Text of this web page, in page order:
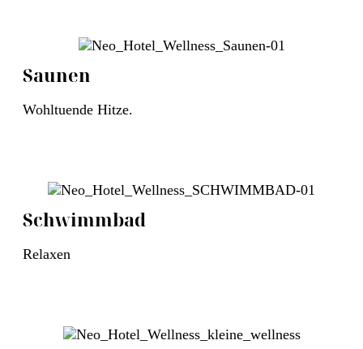
Saunen
Wohltuende Hitze.
Schwimmbad
Relaxen